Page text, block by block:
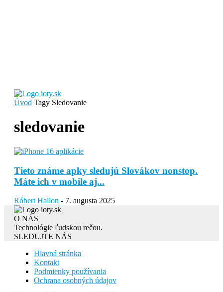
Úvod Tagy Sledovanie
sledovanie
Tieto známe apky sledujú Slovákov nonstop.
Máte ich v mobile aj...
Róbert Hallon - 7. augusta 2025
O NÁS
Technológie ľudskou rečou.
SLEDUJTE NÁS
Hlavná stránka
Kontakt
Podmienky používania
Ochrana osobných údajov